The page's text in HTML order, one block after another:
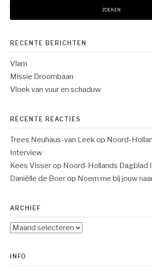
RECENTE BERICHTEN
Vlam
Missie Droombaan
Vloek van vuur en schaduw
RECENTE REACTIES
Trees Neuhaus-van Leekop Noord-
Interview
Kees Visserop Noord-Hollands Dagblad
Daniëlle de Boerop Noem me bij jouw
ARCHIEF
Archief
INFO